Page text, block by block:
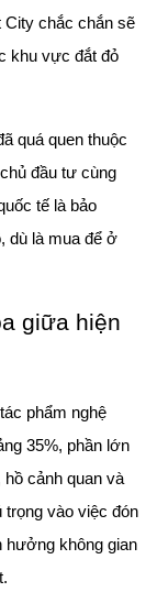
City chắc chắn sẽ
khu vực đắt đỏ
quá quen thuộc
đầu tư cùng
tế là bảo
dù là mua để ở
giữa hiện
phẩm nghệ
35%, phần lớn
cảnh quan và
trọng vào việc đón
hưởng không gian